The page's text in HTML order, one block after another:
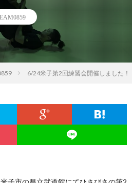
6/24米子第2回練習会開催しました！